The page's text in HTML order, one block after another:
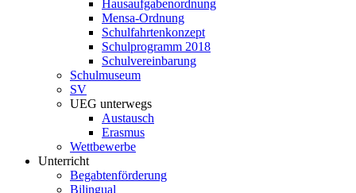
Hausaufgabenordnung
Mensa-Ordnung
Schulfahrtenkonzept
Schulprogramm 2018
Schulvereinbarung
Schulmuseum
SV
UEG unterwegs
Austausch
Erasmus
Wettbewerbe
Unterricht
Begabtenförderung
Bilingual